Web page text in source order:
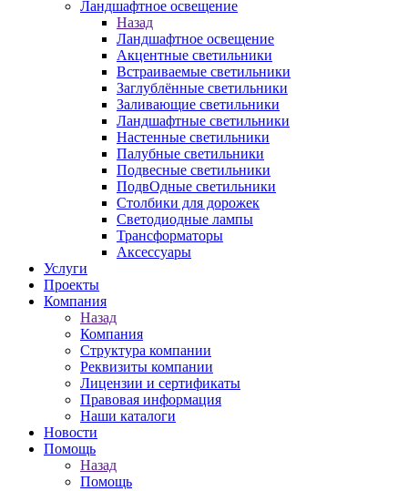
Ландшафтное освещение
Назад
Ландшафтное освещение
Акцентные светильники
Встраиваемые светильники
Заглублённые светильники
Заливающие светильники
Ландшафтные светильники
Настенные светильники
Палубные светильники
Подвесные светильники
ПодвОдные светильники
Столбики для дорожек
Светодиодные лампы
Трансформаторы
Аксессуары
Услуги
Проекты
Компания
Назад
Компания
Структура компании
Реквизиты компании
Лицензии и сертификаты
Правовая информация
Наши каталоги
Новости
Помощь
Назад
Помощь